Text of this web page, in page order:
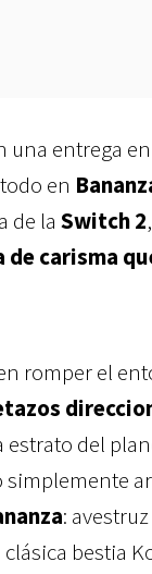
una entrega
en
de la Switch 2
carisma
romper el
estrato del
:
bestia